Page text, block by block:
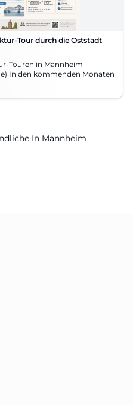
Tour durch die Oststadt
Touren in Mannheim
In Mannheim